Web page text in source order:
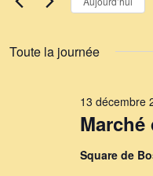
Toute la journée
Marché
13 décembre
Square de